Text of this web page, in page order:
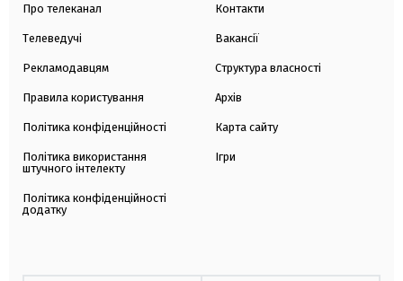
Про телеканал
Телеведучі
Рекламодавцям
Правила користування
Політика конфіденційності
Політика використання
штучного інтелекту
Політика конфіденційності
додатку
Контакти
Вакансії
Структура власності
Архів
Карта сайту
Ігри